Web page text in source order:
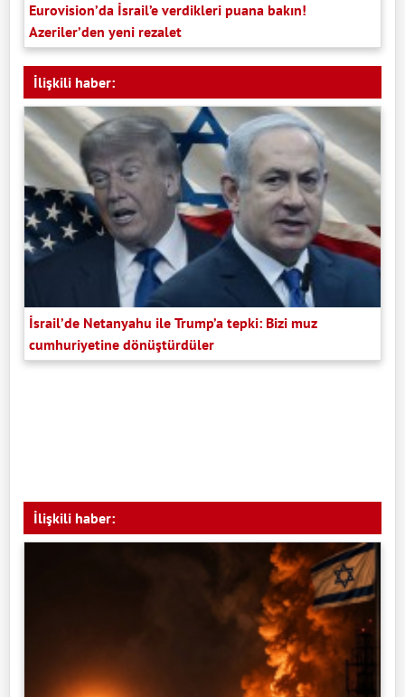
Eurovision’da İsrail’e verdikleri puana bakın!
Azeriler’den yeni rezalet
İlişkili haber:
İsrail’de Netanyahu ile Trump’a tepki: Bizi muz
cumhuriyetine dönüştürdüler
İlişkili haber: